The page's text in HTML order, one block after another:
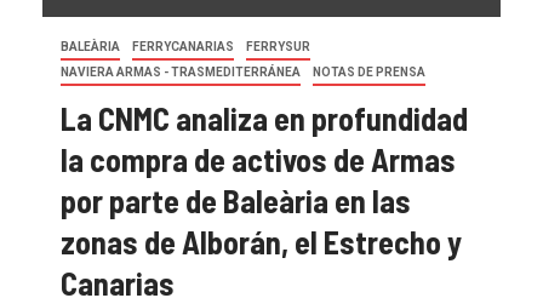
BALEÀRIA FERRYCANARIAS
FERRYSUR
NAVIERA ARMAS - TRASMEDITERRÁNEA
NOTAS DE PRENSA
La CNMC analiza en profundidad
la compra de activos de Armas
por parte de Baleària en las
zonas de Alborán, el Estrecho y
Canarias